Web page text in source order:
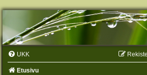
UKK
Etusivu